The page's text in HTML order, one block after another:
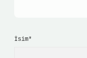
İsim*